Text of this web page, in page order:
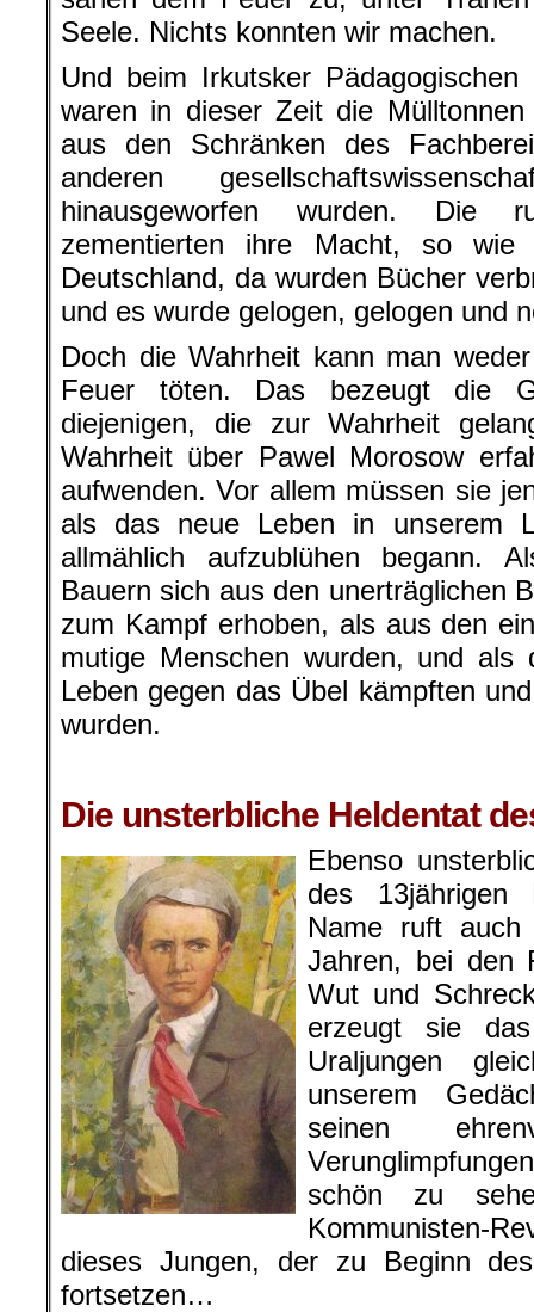
Seele. Nichts konnten wir machen.
Und beim Irkutsker
waren in dieser Zeit die
aus den Schränken des
anderen
hinausgeworfen wurden. Die
zementierten ihre Macht, so
Deutschland, da wurden Bücher
und es wurde gelogen, gelogen und
Doch die Wahrheit kann man
Feuer töten. Das bezeugt die
diejenigen, die zur Wahrheit
Wahrheit über Pawel Morosow
aufwenden. Vor allem müssen sie
als das neue Leben in unserem
allmählich aufzublühen begann.
Bauern sich aus den unerträglichen
zum Kampf erhoben, als aus den
mutige Menschen wurden, und als
Leben gegen das Übel kämpften
wurden.
Die unsterbliche Heldentat
Ebenso
des 13jährigen
Name ruft
Jahren, bei den
Wut und
erzeugt sie
Uraljungen
unserem
seinen
schön zu
Kommunisten-
dieses Jungen, der zu Beginn
fortsetzen…